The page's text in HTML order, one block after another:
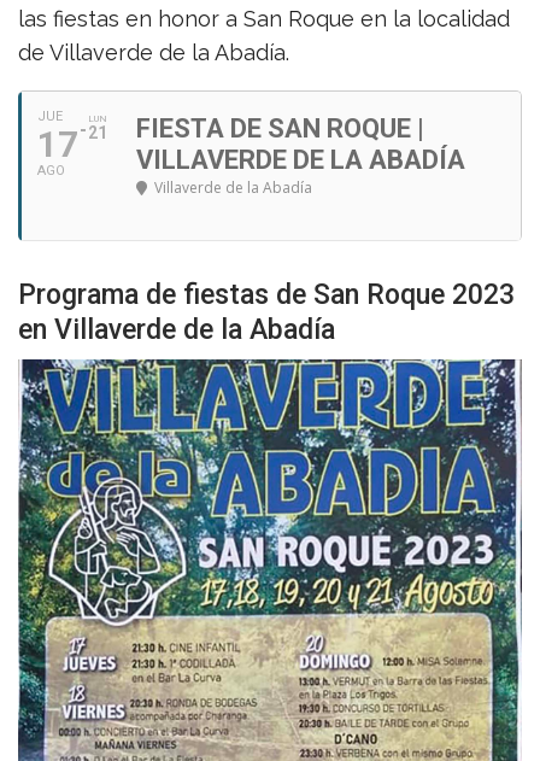
las fiestas en honor a San Roque en la localidad
de Villaverde de la Abadía.
JUE
17
AGO
LUN
21
FIESTA DE SAN ROQUE |
VILLAVERDE DE LA ABADÍA
Villaverde de la Abadía
Programa de fiestas de San Roque 2023
en Villaverde de la Abadía